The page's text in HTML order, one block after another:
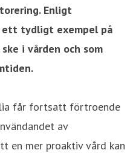
Enligt
tydligt exempel på
i vården och som
får fortsatt förtroende
av
en mer proaktiv vård kan